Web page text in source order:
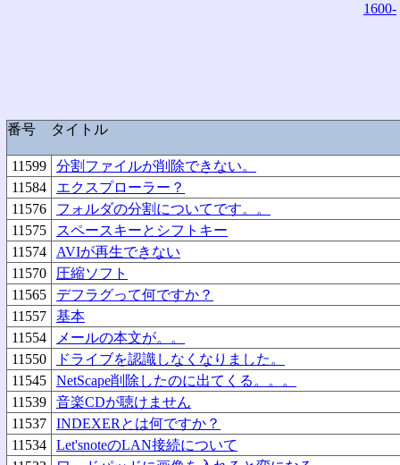
1600-
番号 タイトル
11599
分割ファイルが削除できない。
11584
エクスプローラー？
11576
フォルダの分割についてです。。
11575
スペースキーとシフトキー
11574
AVIが再生できない
11570
圧縮ソフト
11565
デフラグって何ですか？
11557
基本
11554
メールの本文が。。
11550
ドライブを認識しなくなりました。
11545
NetScape削除したのに出てくる。。。
11539
音楽CDが聴けません
11537
INDEXERとは何ですか？
11534
Let'snoteのLAN接続について